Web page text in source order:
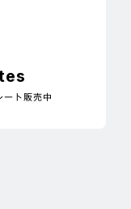
ト販売中